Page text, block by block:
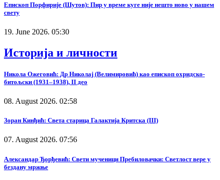
Епископ Порфирије (Шутов): Пир у време куге није нешто ново у нашем
свету
19. June 2026. 05:30
Историја и личности
Никола Ожеговић: Др Николај (Велимировић) као епископ охридско-
битољски (1931–1938), II део
08. August 2026. 02:58
Зоран Кинђић: Света старица Галактија Критска (III)
07. August 2026. 07:56
Александар Ђорђевић: Свети мученици Пребиловачки: Светлост вере у
бездану мржње